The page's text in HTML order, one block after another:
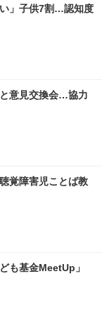
」子供7割…認知度
意見交換会…協力
覚障害児ことば教
も基金MeetUp」